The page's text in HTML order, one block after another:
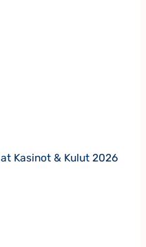
Kasinot & Kulut 2026